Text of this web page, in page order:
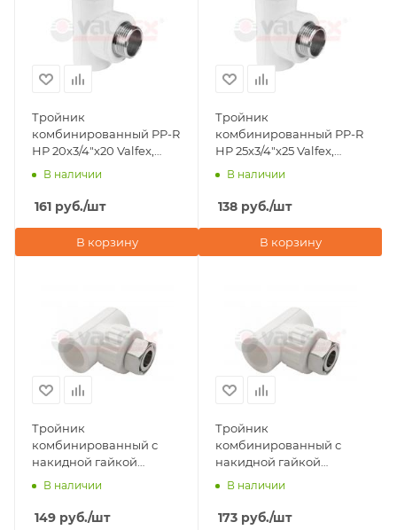
Тройник
комбинированный PP-R
НР 20х3/4"х20 Valfex,
белый
В наличии
161 руб./шт
В корзину
Тройник
комбинированный PP-R
НР 25х3/4"х25 Valfex,
белый
В наличии
138 руб./шт
В корзину
Тройник
комбинированный с
накидной гайкой
25х3/4"х25 Valfex, серый
В наличии
149 руб./шт
Тройник
комбинированный с
накидной гайкой
20х3/4"х20 Valfex, белый
В наличии
173 руб./шт